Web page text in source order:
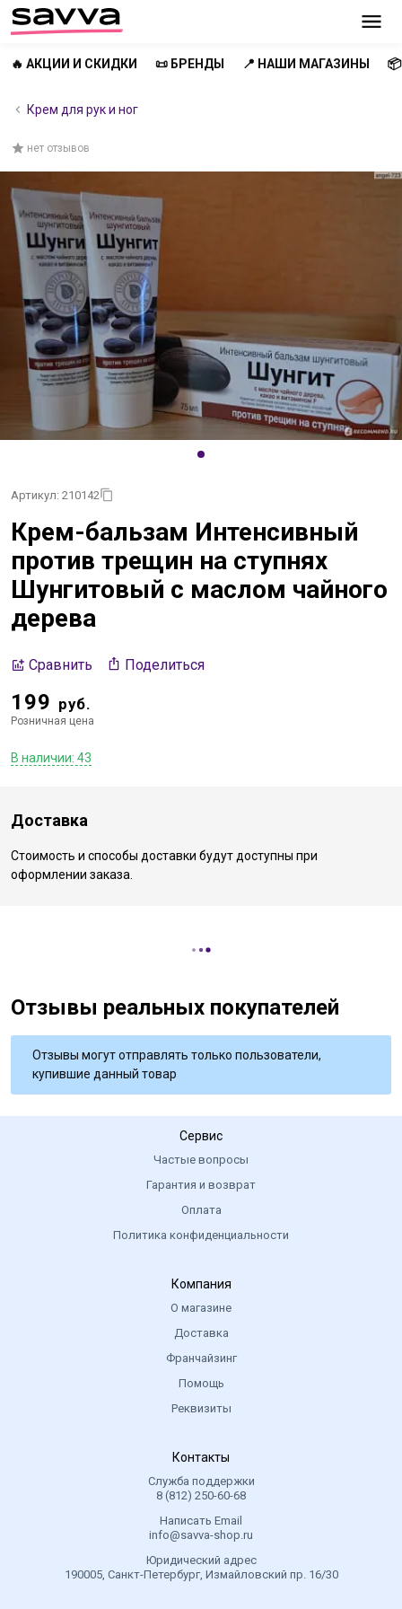
🔥 АКЦИИ И СКИДКИ 📜 БРЕНДЫ 📍 НАШИ МАГАЗИНЫ
Крем для рук и ног
нет отзывов
Артикул: 210142
Крем-бальзам Интенсивный
против трещин на ступнях
Шунгитовый с маслом чайного
дерева
Сравнить Поделиться
199 руб.
Розничная цена
В наличии: 43
Доставка
Стоимость и способы доставки будут доступны при
оформлении заказа.
Отзывы реальных покупателей
Отзывы могут отправлять только пользователи,
купившие данный товар
Сервис
Частые вопросы
Гарантия и возврат
Оплата
Политика конфиденциальности
Компания
О магазине
Доставка
Франчайзинг
Помощь
Реквизиты
Контакты
Служба поддержки
8 (812) 250-60-68
Написать Email
info@savva-shop.ru
Юридический адрес
190005, Санкт-Петербург, Измайловский пр. 16/30